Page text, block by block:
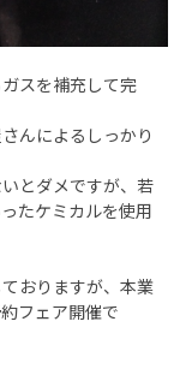
スを補充して完
んによるしっかり
とダメですが、若
たケミカルを使用
おりますが、本業
フェア開催で